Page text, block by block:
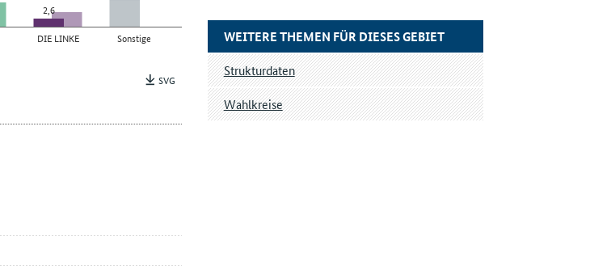
DIE LINKE Sonstige
2,6
SVG
WEITERE THEMEN FÜR DIESES GEBIET
Strukturdaten
Wahlkreise